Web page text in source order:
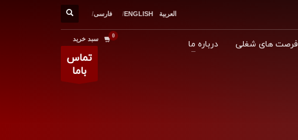
فارسی ENGLISH العربية
فرصت های شغلی
درباره ما
سبد خرید
تماس
باما